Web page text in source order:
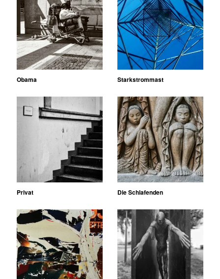
Obama Starkstrommast
Privat Die Schlafenden